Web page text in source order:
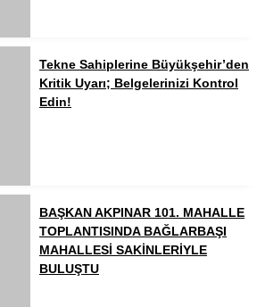
Tekne Sahiplerine Büyükşehir’den
Kritik Uyarı; Belgelerinizi Kontrol
Edin!
BAŞKAN AKPINAR 101. MAHALLE
TOPLANTISINDA BAĞLARBAŞI
MAHALLESİ SAKİNLERİYLE
BULUŞTU